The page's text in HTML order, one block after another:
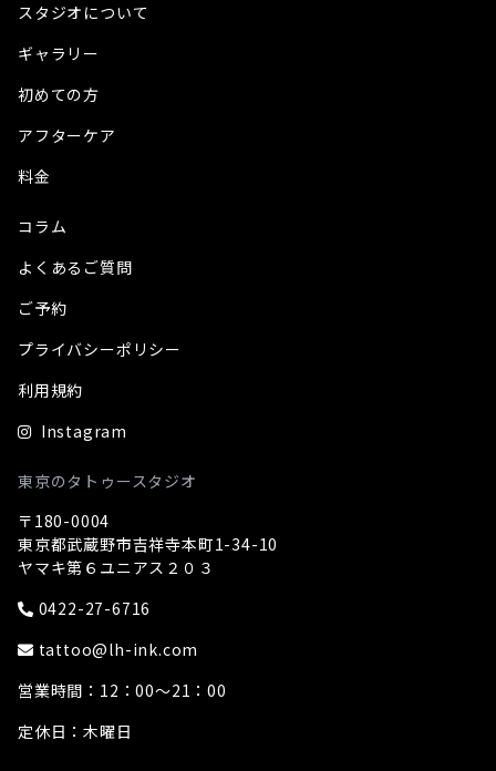
スタジオについて
ギャラリー
初めての方
アフターケア
料金
コラム
よくあるご質問
ご予約
プライバシーポリシー
利用規約
Instagram
東京のタトゥースタジオ
〒180-0004
東京都武蔵野市吉祥寺本町1-34-10
ヤマキ第６ユニアス２０３
0422-27-6716
tattoo@lh-ink.com
営業時間：12：00～21：00
定休日：木曜日